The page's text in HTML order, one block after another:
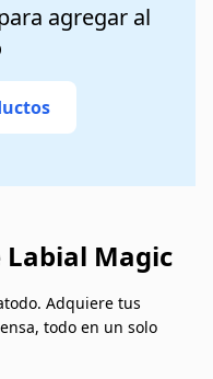
agregar al
Magic
Adquiere tus
todo en un solo